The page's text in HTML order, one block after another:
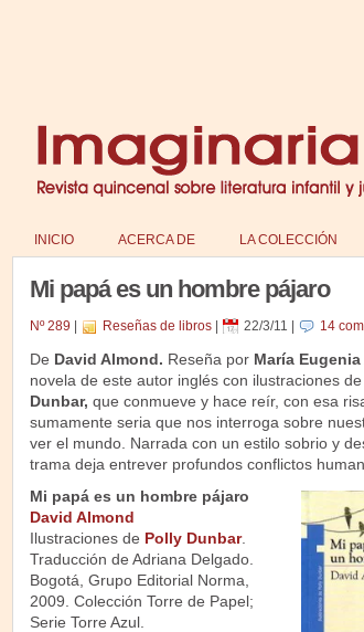
INICIO ACERCA DE LA COLECCIÓN
Mi papá es un hombre pájaro
Nº 289 Reseñas de libros| 22/3/11 14
De David Almond. Reseña por María Eugenia
novela de este autor inglés con ilustraciones de
Dunbar, que conmueve y hace reír, con esa
sumamente seria que nos interroga sobre
ver el mundo. Narrada con un estilo sobrio y
trama deja entrever profundos conflictos
Mi papá es un hombre pájaro
David Almond
Ilustraciones de Polly Dunbar.
Traducción de Adriana Delgado.
Bogotá, Grupo Editorial Norma,
2009. Colección Torre de Papel;
Serie Torre Azul.